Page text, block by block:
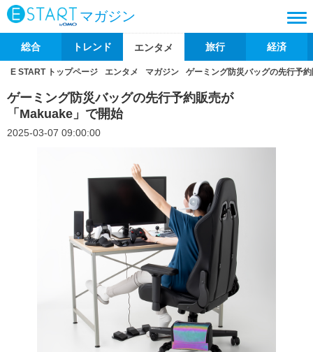
マガジン
総合 トレンド エンタメ 旅行 経済
E START トップページ エンタメ マガジン ゲーミング防災バッグの先行予
ゲーミング防災バッグの先行予約販売が
「Makuake」で開始
2025-03-07 09:00:00